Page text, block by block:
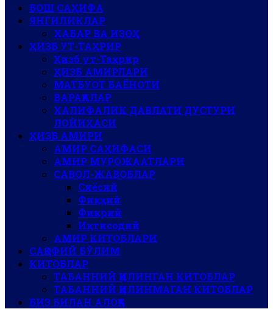
БОШ САҲИФА
ЯНГИЛИКЛАР
ХАБАР ВА ИЗОҲ
ҲИЗБ УТ-ТАҲРИР
Ҳизб ут-Таҳрир
ҲИЗБ АМИРЛАРИ
МАТБУОТ БАЁНОТИ
ВАРАҚАЛАР
ХАЛИФАЛИК ДАВЛАТИ ДУСТУРИ
ЛОЙИҲАСИ
ҲИЗБ АМИРИ
АМИР САҲИФАСИ
АМИР МУРОЖААТЛАРИ
САВОЛ-ЖАВОБЛАР
Сиёсий
Фиқҳий
Фикрий
Иқтисодий
АМИР КИТОБЛАРИ
САҚОФИЙ БЎЛИМ
КИТОБЛАР
ТАБАННИЙ ҚИЛИНГАН КИТОБЛАР
ТАБАННИЙ ҚИЛИНМАГАН КИТОБЛАР
БИЗ БИЛАН АЛОҚА